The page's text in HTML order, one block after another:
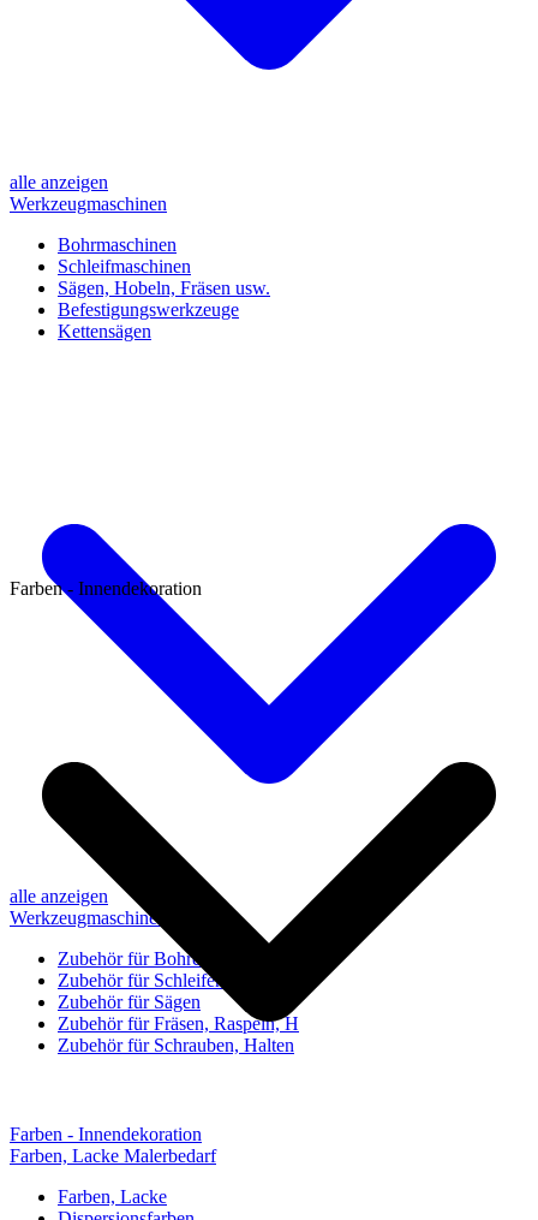
alle anzeigen
Werkzeugmaschinen
Bohrmaschinen
Schleifmaschinen
Sägen, Hobeln, Fräsen usw.
Befestigungswerkzeuge
Kettensägen
alle anzeigen
Werkzeugmaschinen-Zubehör
Zubehör für Bohren, Bohrhilfen
Zubehör für Schleifen, Poliere
Zubehör für Sägen
Zubehör für Fräsen, Raspeln, H
Zubehör für Schrauben, Halten
Farben - Innendekoration
Farben - Innendekoration
Farben, Lacke Malerbedarf
Farben, Lacke